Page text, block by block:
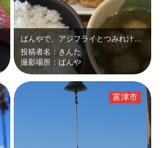
ばんやで、アジフライとつみれ汁を頂きました。 美味しかったです。
投稿者名：きんた
撮影場所：ばんや
富津市